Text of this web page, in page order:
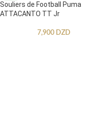
Souliers de Football Puma
ATTACANTO TT Jr
7,900 DZD